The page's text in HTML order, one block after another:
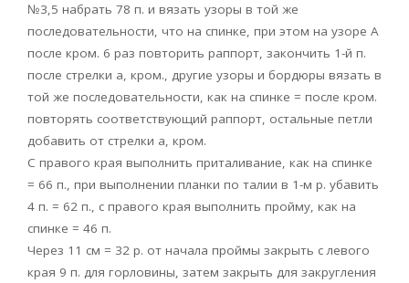
№3,5 набрать 78 п. и вязать узоры в той же
последовательности, что на спинке, при этом на узоре А
после кром. 6 раз повторить раппорт, закончить 1-й п.
после стрелки а, кром., другие узоры и бордюры вязать в
той же последовательности, как на спинке = после кром.
повторять соответствующий раппорт, остальные петли
добавить от стрелки а, кром.
С правого края выполнить приталивание, как на спинке
= 66 п., при выполнении планки по талии в 1-м р. убавить
4 п. = 62 п., с правого края выполнить пройму, как на
спинке = 46 п.
Через 11 см = 32 р. от начала проймы закрыть с левого
края 9 п. для горловины, затем закрыть для закругления